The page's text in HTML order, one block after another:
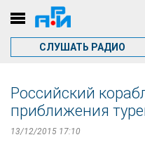
СЛУШАТЬ РАДИО
Российский
приближения
13/12/2015 17:10